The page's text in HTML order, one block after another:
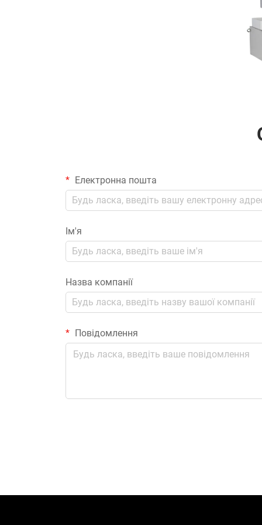
Електронна пошта
Ім'я
Назва компанії
Повідомлення